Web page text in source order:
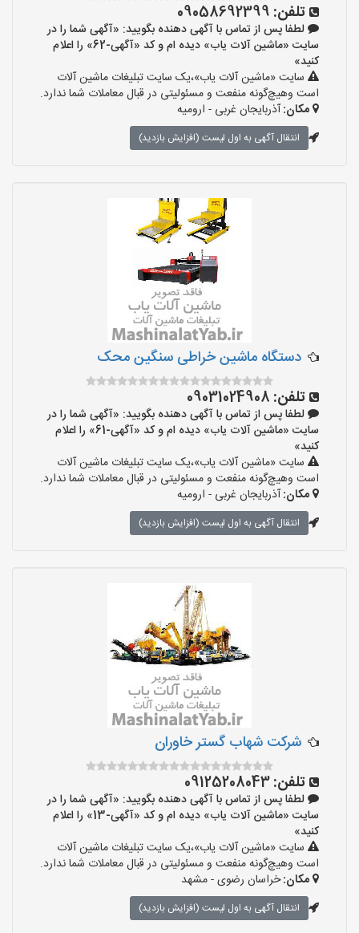
تلفن: 09058692399
لطفا پس از تماس با آگهی دهنده بگویید: «آگهی شما را در
سایت «ماشین آلات یاب» دیده ام و کد «آگهی-62» را اعلام
کنید»
سایت «ماشین آلات یاب»،یک سایت تبلیغات ماشین آلات
است وهیچ‌گونه منفعت و مسئولیتی در قبال معاملات شما ندارد.
مکان:آذربایجان غربی - ارومیه
انتقال آگهی به اول لیست (افزایش بازدید)
دستگاه ماشین خراطی سنگین محک
تلفن: 09031024908
لطفا پس از تماس با آگهی دهنده بگویید: «آگهی شما را در
سایت «ماشین آلات یاب» دیده ام و کد «آگهی-61» را اعلام
کنید»
سایت «ماشین آلات یاب»،یک سایت تبلیغات ماشین آلات
است وهیچ‌گونه منفعت و مسئولیتی در قبال معاملات شما ندارد.
مکان:آذربایجان غربی - ارومیه
انتقال آگهی به اول لیست (افزایش بازدید)
شرکت شهاب گستر خاوران
تلفن:09125208043
لطفا پس از تماس با آگهی دهنده بگویید: «آگهی شما را در
سایت «ماشین آلات یاب» دیده ام و کد «آگهی-13» را اعلام
کنید»
سایت «ماشین آلات یاب»،یک سایت تبلیغات ماشین آلات
است وهیچ‌گونه منفعت و مسئولیتی در قبال معاملات شما ندارد.
مکان:خراسان رضوی - مشهد
انتقال آگهی به اول لیست (افزایش بازدید)